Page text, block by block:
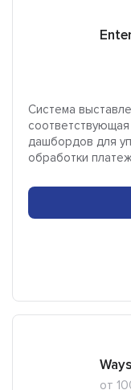
Система
дашбордов для
обработки
от